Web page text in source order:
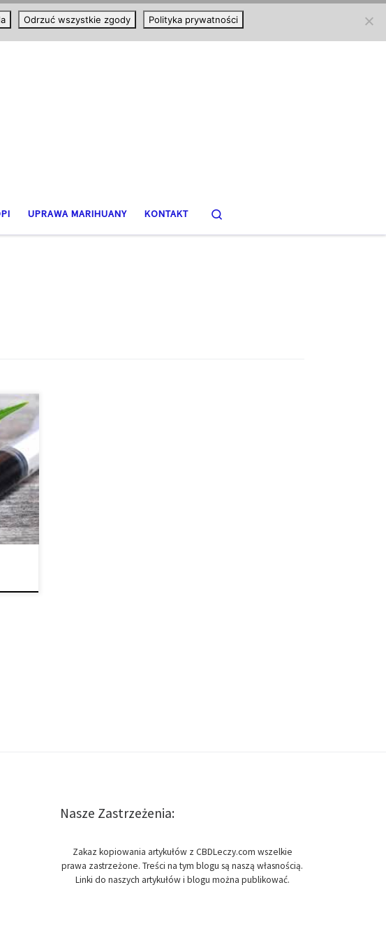
UPRAWA MARIHUANY KONTAKT
L.,
Nasze Zastrzeżenia:
Zakaz kopiowania artykułów z CBDLeczy.com wszelkie
prawa zastrzeżone. Treści na tym blogu są naszą własnością.
Linki do naszych artykułów i blogu można publikować.
Odrzuć wszystkie zgody Polityka prywatności